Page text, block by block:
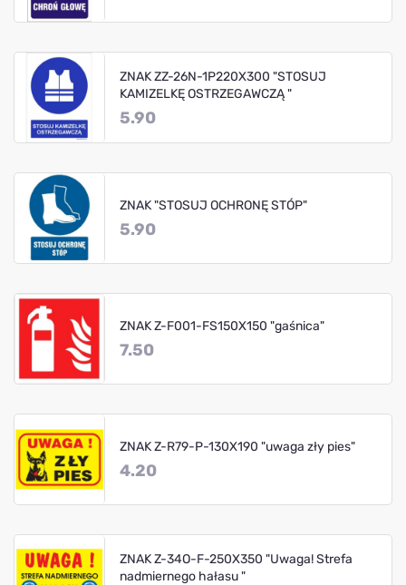
ZNAK ZZ-26N-1P220X300 "STOSUJ
KAMIZELKĘ OSTRZEGAWCZĄ "
5.90
ZNAK "STOSUJ OCHRONĘ STÓP"
5.90
ZNAK Z-F001-FS150X150 "gaśnica"
7.50
ZNAK Z-R79-P-130X190 "uwaga zły pies"
4.20
ZNAK Z-34O-F-250X350 "Uwaga! Strefa
nadmiernego hałasu "